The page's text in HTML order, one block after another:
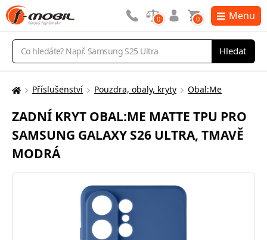
Vyhledávání
Hledat
0 0 Menu
Zde
nacházíte:
Příslušenství Pouzdra, obaly, kryty Obal:Me
ZADNÍ KRYT OBAL:ME MATTE TPU PRO
SAMSUNG GALAXY S26 ULTRA, TMAVĚ
MODRÁ